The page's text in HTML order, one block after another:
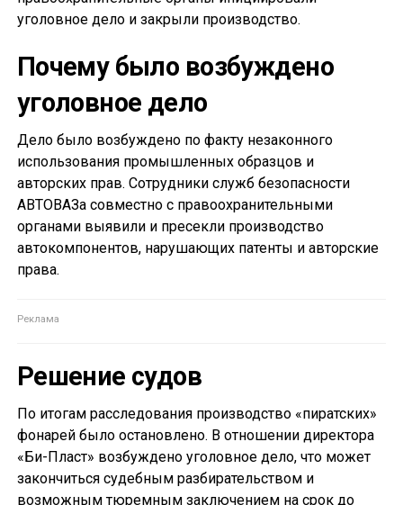
уголовное дело и закрыли производство.
Почему было возбуждено
уголовное дело
Дело было возбуждено по факту незаконного
использования промышленных образцов и
авторских прав. Сотрудники служб безопасности
АВТОВАЗа совместно с правоохранительными
органами выявили и пресекли производство
автокомпонентов, нарушающих патенты и авторские
права.
Решение судов
По итогам расследования производство «пиратских»
фонарей было остановлено. В отношении директора
«Би-Пласт» возбуждено уголовное дело, что может
закончиться судебным разбирательством и
возможным тюремным заключением на срок до